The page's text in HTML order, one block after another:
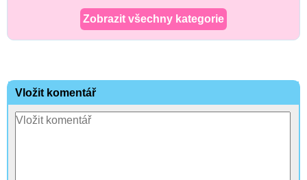
Zobrazit všechny kategorie
Vložit komentář